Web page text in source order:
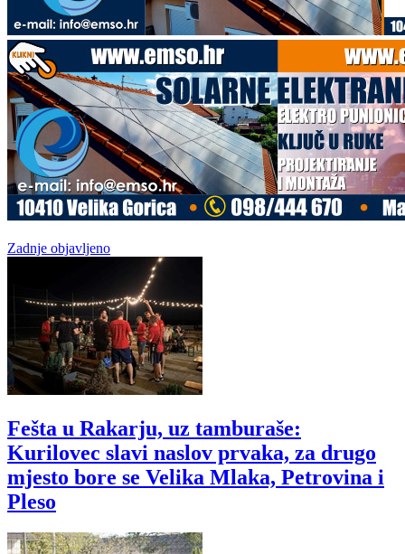
Zadnje objavljeno
Fešta u Rakarju, uz tamburaše:
Kurilovec slavi naslov prvaka, za drugo
mjesto bore se Velika Mlaka, Petrovina i
Pleso